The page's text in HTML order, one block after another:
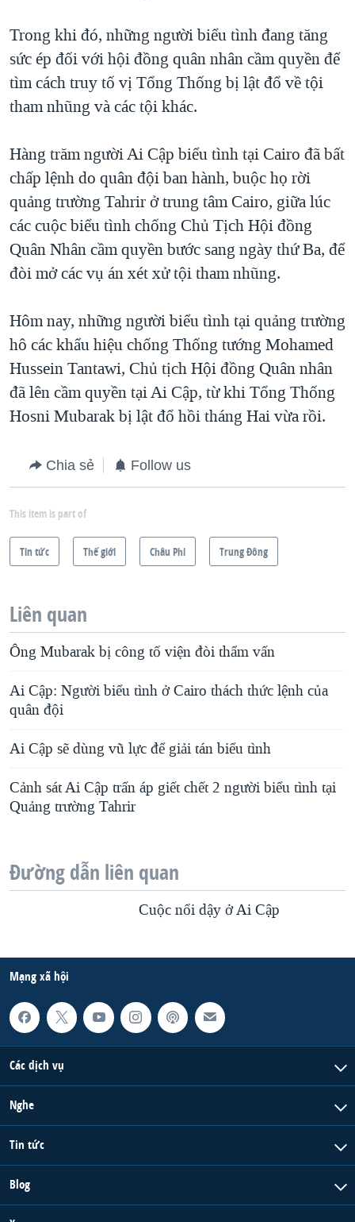
Trong khi đó, những người biểu tình đang tăng
sức ép đối với hội đồng quân nhân cầm quyền để
tìm cách truy tố vị Tổng Thống bị lật đổ về tội
tham nhũng và các tội khác.
Hàng trăm người Ai Cập biểu tình tại Cairo đã bất
chấp lệnh do quân đội ban hành, buộc họ rời
quảng trường Tahrir ở trung tâm Cairo, giữa lúc
các cuộc biểu tình chống Chủ Tịch Hội đồng
Quân Nhân cầm quyền bước sang ngày thứ Ba, để
đòi mở các vụ án xét xử tội tham nhũng.
Hôm nay, những người biểu tình tại quảng trường
hô các khẩu hiệu chống Thống tướng Mohamed
Hussein Tantawi, Chủ tịch Hội đồng Quân nhân
đã lên cầm quyền tại Ai Cập, từ khi Tổng Thống
Hosni Mubarak bị lật đổ hồi tháng Hai vừa rồi.
Chia sẻ Follow us
This item is part of
Tin tức Thế giới Châu Phi Trung Ðông
Liên quan
Ông Mubarak bị công tố viện đòi thẩm vấn
Ai Cập: Người biểu tình ở Cairo thách thức lệnh của
quân đội
Ai Cập sẽ dùng vũ lực để giải tán biểu tình
Cảnh sát Ai Cập trấn áp giết chết 2 người biểu tình tại
Quảng trường Tahrir
Đường dẫn liên quan
Cuộc nổi dậy ở Ai Cập
Mạng xã hội
Các dịch vụ
Nghe
Tin tức
Blog